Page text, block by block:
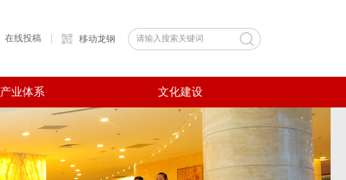
在线投稿 移动龙钢
产业体系 文化建设